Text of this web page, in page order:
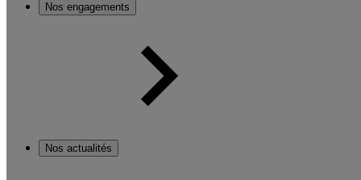
Nos engagements
Nos actualités